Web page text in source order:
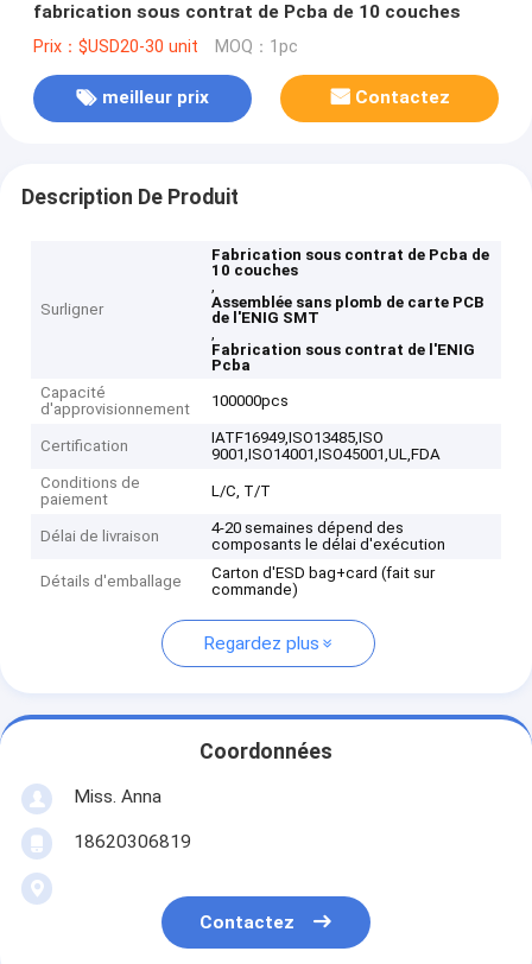
fabrication sous contrat de Pcba de 10 couches
Prix：$USD20-30 unit MOQ：1pc
meilleur prix Contactez
Description De Produit
Surligner
Fabrication sous contrat de Pcba de
10 couches
,
Assemblée sans plomb de carte PCB
de l'ENIG SMT
,
Fabrication sous contrat de l'ENIG
Pcba
Capacité
d'approvisionnement
100000pcs
Certification
IATF16949,ISO13485,ISO
9001,ISO14001,ISO45001,UL,FDA
Conditions de
paiement
L/C, T/T
Délai de livraison
4-20 semaines dépend des
composants le délai d'exécution
Détails d'emballage
Carton d'ESD bag+card (fait sur
commande)
Regardez plus
Coordonnées
Miss. Anna
18620306819
Contactez